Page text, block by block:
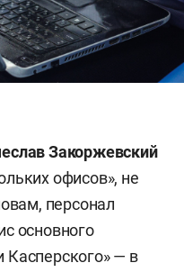
Закоржевский
офисов», не
персонал
основного
Касперского» — в